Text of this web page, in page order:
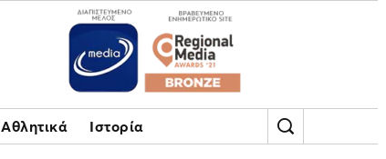
Αθλητικά Ιστορία